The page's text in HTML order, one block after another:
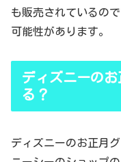
も販売されているの
可能性があります。
ディズニーの
る？
ディズニーのお正月